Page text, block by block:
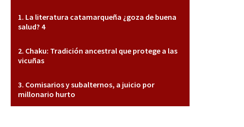
La literatura catamarqueña ¿goza de buena
salud? 4
Chaku: Tradición ancestral que protege a las
vicuñas
Comisarios y subalternos, a juicio por
millonario hurto